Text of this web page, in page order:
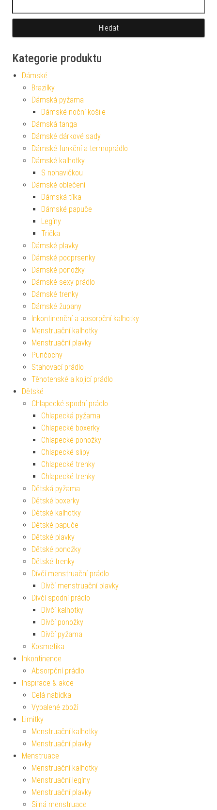
Kategorie produktu
Dámské
Brazilky
Dámská pyžama
Dámské noční košile
Dámská tanga
Dámské dárkové sady
Dámské funkční a termoprádlo
Dámské kalhotky
S nohavičkou
Dámské oblečení
Dámská tílka
Dámské papuče
Legíny
Trička
Dámské plavky
Dámské podprsenky
Dámské ponožky
Dámské sexy prádlo
Dámské trenky
Dámské župany
Inkontinenční a absorpční kalhotky
Menstruační kalhotky
Menstruační plavky
Punčochy
Stahovací prádlo
Těhotenské a kojicí prádlo
Dětské
Chlapecké spodní prádlo
Chlapecká pyžama
Chlapecké boxerky
Chlapecké ponožky
Chlapecké slipy
Chlapecké trenky
Chlapecké trenky
Dětská pyžama
Dětské boxerky
Dětské kalhotky
Dětské papuče
Dětské plavky
Dětské ponožky
Dětské trenky
Dívčí menstruační prádlo
Dívčí menstruační plavky
Dívčí spodní prádlo
Dívčí kalhotky
Dívčí ponožky
Dívčí pyžama
Kosmetika
Inkontinence
Absorpční prádlo
Inspirace & akce
Celá nabídka
Vybalené zboží
Limitky
Menstruační kalhotky
Menstruační plavky
Menstruace
Menstruační kalhotky
Menstruační legíny
Menstruační plavky
Silná menstruace